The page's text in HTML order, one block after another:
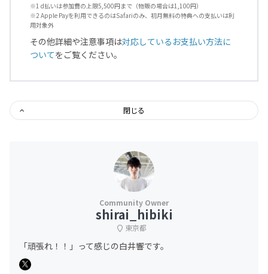
※1 d払いは参加費の上限5,500円まで（物販の場合は1,100円）
※2 Apple Payを利用できるのはSafariのみ、初月無料の特典への支払いは利
用対象外
その他詳細や注意事項は対応しているお支払い方法に
ついてをご覧ください。
閉じる
shirai_hibiki
東京都
「頑張れ！！」って感じの白井響です。